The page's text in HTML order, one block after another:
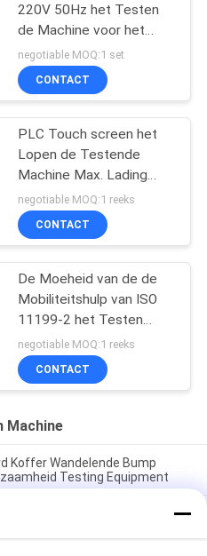
220V 50Hz het Testen
de Machine voor het
Canvasrubber van de
Babywandelwagen
vervoert Beschikbare
negotiable MOQ:1 set
CONTACT
PLC Touch screen het
Lopen de Testende
Machine Max. Lading
200KG van de
Hulpmoeheid
negotiable MOQ:1 reeks
CONTACT
De Moeheid van de de
Mobiliteitshulp van ISO
11199-2 het Testen
Machine met Dubbele
Rollen
negotiable MOQ:1 reeks
CONTACT
Machine
Koffer Wandelende Bump
Testing Equipment
het Testen Machine in de
die wordt gebruikt